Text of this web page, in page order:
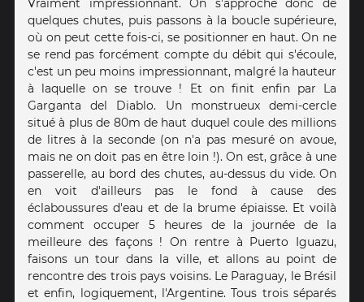
Vraiment impressionnant. On s'approche donc de
quelques chutes, puis passons à la boucle supérieure,
où on peut cette fois-ci, se positionner en haut. On ne
se rend pas forcément compte du débit qui s'écoule,
c'est un peu moins impressionnant, malgré la hauteur
à laquelle on se trouve ! Et on finit enfin par La
Garganta del Diablo. Un monstrueux demi-cercle
situé à plus de 80m de haut duquel coule des millions
de litres à la seconde (on n'a pas mesuré on avoue,
mais ne on doit pas en être loin !). On est, grâce à une
passerelle, au bord des chutes, au-dessus du vide. On
en voit d'ailleurs pas le fond à cause des
éclaboussures d'eau et de la brume épiaisse. Et voilà
comment occuper 5 heures de la journée de la
meilleure des façons ! On rentre à Puerto Iguazu,
faisons un tour dans la ville, et allons au point de
rencontre des trois pays voisins. Le Paraguay, le Brésil
et enfin, logiquement, l'Argentine. Tous trois séparés